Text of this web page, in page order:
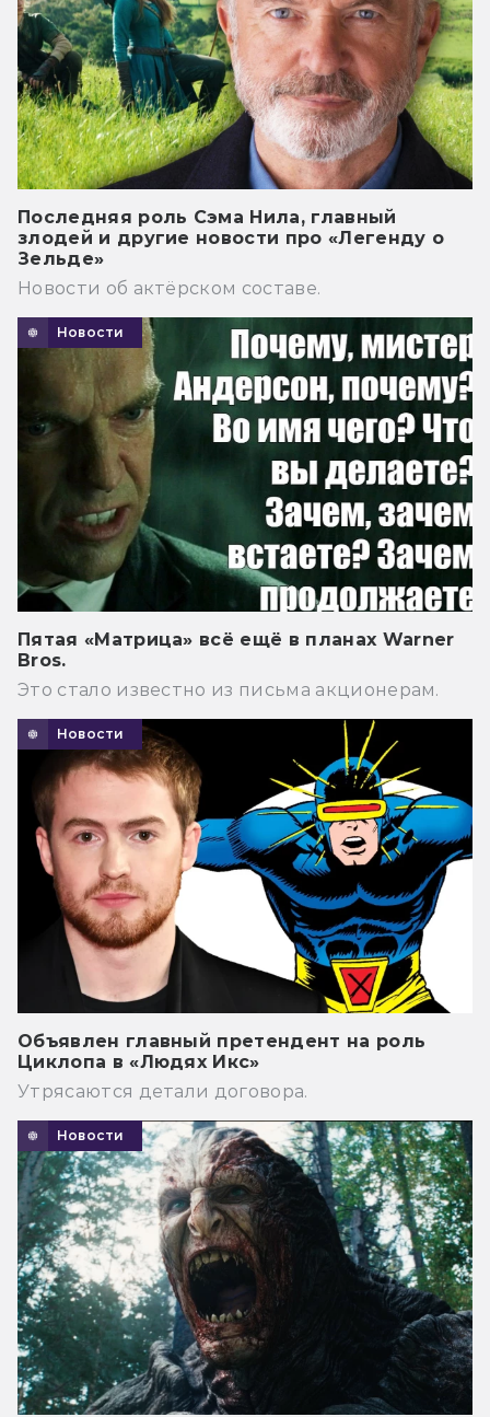
Последняя роль Сэма Нила, главный
злодей и другие новости про «Легенду о
Зельде»
Новости об актёрском составе.
Новости
Пятая «Матрица» всё ещё в планах Warner
Bros.
Это стало известно из письма акционерам.
Новости
Объявлен главный претендент на роль
Циклопа в «Людях Икс»
Утрясаются детали договора.
Новости